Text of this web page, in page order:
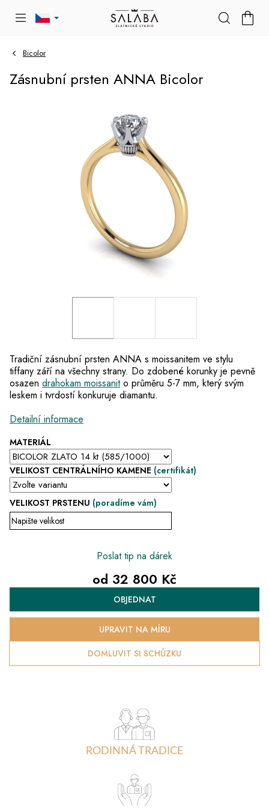
Bicolor
Zásnubní prsten ANNA Bicolor
MATERIÁL
VELIKOST CENTRÁLNÍHO KAMENE (certifikát)
VELIKOST PRSTENU (poradíme vám)
Tradiční zásnubní prsten ANNA s moissanitem ve stylu
tiffany září na všechny strany. Do zdobené korunky je pevně
osazen drahokam moissanito průměru 5-7 mm, který svým
leskem i tvrdostí konkuruje diamantu.
Detailní informace
Poslat tip na dárek
od 32 800 Kč
Měrná
cena:
OBJEDNAT
DOMLUVIT SI SCHŮZKU
UPRAVIT NA MÍRU
RODINNÁ TRADICE